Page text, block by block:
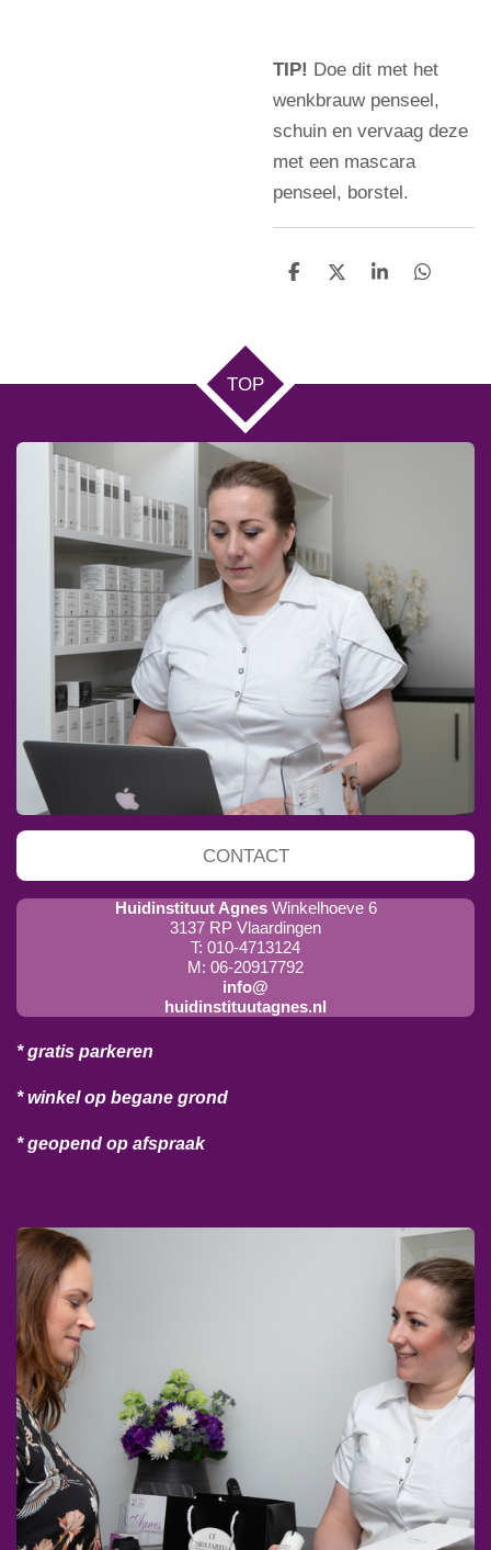
TIP! Doe dit met het
wenkbrauw penseel,
schuin en vervaag deze
met een mascara
penseel, borstel.
D
D
S
D
TOP
CONTACT
Huidinstituut Agnes Winkelhoeve 6
3137 RP Vlaardingen
T: 010-4713124
M: 06-20917792
info@
huidinstituutagnes.nl
* gratis parkeren
* winkel op begane grond
* geopend op afspraak